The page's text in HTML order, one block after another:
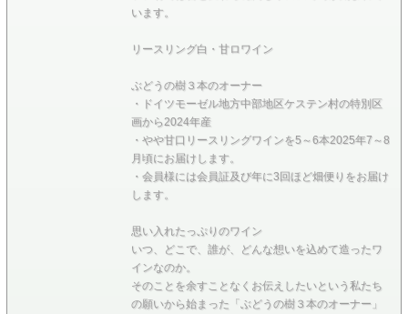
います。
リースリング白・甘ロワイン
ぶどうの樹３本のオーナー
・ドイツモーゼル地方中部地区ケステン村の特別区
画から2024年産
・やや甘口リースリングワインを5～6本2025年7～8
月頃にお届けします。
・会員様には会員証及び年に3回ほど畑便りをお届け
します。
思い入れたっぷりのワイン
いつ、どこで、誰が、どんな想いを込めて造ったワ
インなのか。
そのことを余すことなくお伝えしたいという私たち
の願いから始まった「ぶどうの樹３本のオーナー」